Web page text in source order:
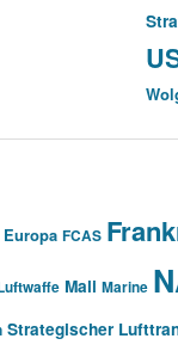
Europa FCAS
Mali Marine
Strategischer